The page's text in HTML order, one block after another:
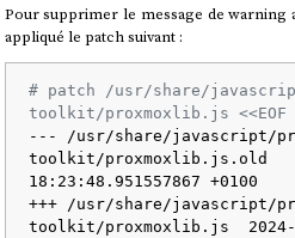
Pour supprimer le message de warning
appliqué le patch suivant :
# patch /usr/share/
toolkit/proxmoxlib.js <<EOF
--- /usr/share/javascript/
toolkit/proxmoxlib.js.old
18:23:48.951557867 +0100
+++ /usr/share/javascript/
toolkit/proxmoxlib.js  2024-